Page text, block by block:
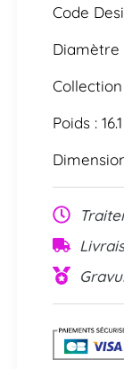
Code
Diamètre
Collection
Poids :